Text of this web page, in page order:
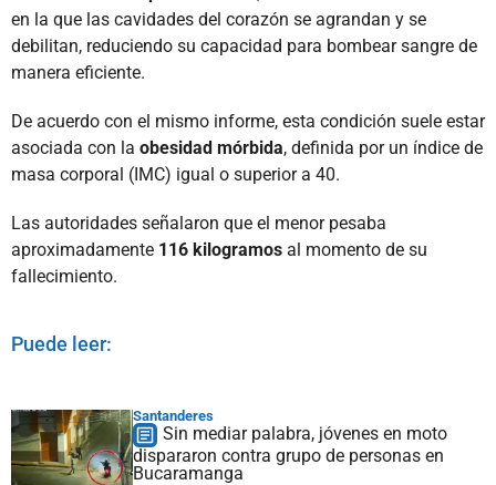
en la que las cavidades del corazón se agrandan y se
debilitan, reduciendo su capacidad para bombear sangre de
manera eficiente.
De acuerdo con el mismo informe, esta condición suele estar
asociada con la obesidad mórbida, definida por un índice de
masa corporal (IMC) igual o superior a 40.
Las autoridades señalaron que el menor pesaba
aproximadamente 116 kilogramos al momento de su
fallecimiento.
Puede leer:
Santanderes
Sin mediar palabra, jóvenes en moto
dispararon contra grupo de personas en
Bucaramanga